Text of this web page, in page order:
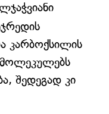
კარბოქსილის
მოლეკულებს
შედეგად კი